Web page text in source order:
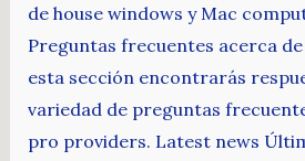
de house windows y Mac
Preguntas frecuentes acerca de
esta sección encontrarás
variedad de preguntas
pro providers. Latest news